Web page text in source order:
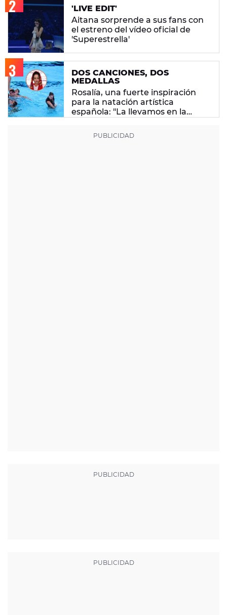
'LIVE EDIT'
Aitana sorprende a sus fans con
el estreno del vídeo oficial de
'Superestrella'
DOS CANCIONES, DOS
MEDALLAS
Rosalía, una fuerte inspiración
para la natación artística
española: "La llevamos en la